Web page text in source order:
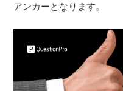
アンカーとなります。